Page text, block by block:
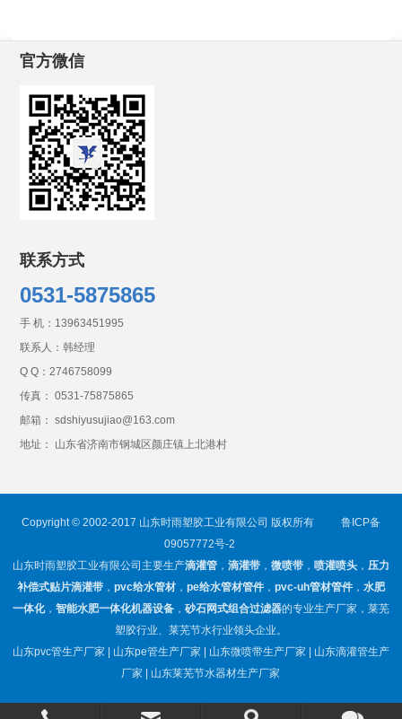
官方微信
联系方式
0531-5875865
手 机： 13963451995
联系人：韩经理
Q Q： 2746758099
传真： 0531-75875865
邮箱： sdshiyusujiao@163.com
地址： 山东省济南市钢城区颜庄镇上北港村
Copyright © 2002-2017 山东时雨塑胶工业有限公司 版权所有
鲁ICP备
09057772号-2
山东时雨塑胶工业有限公司主要生产滴灌管， 滴灌带， 微喷带， 喷灌喷头， 压力
补偿式贴片滴灌带， pvc给水管材， pe给水管材管件， pvc-uh管材管件， 水肥
一体化， 智能水肥一体化机器设备， 砂石网式组合过滤器的专业生产厂家，莱芜
塑胶行业、莱芜节水行业领头企业。
山东pvc管生产厂家 | 山东pe管生产厂家 | 山东微喷带生产厂家 | 山东滴灌管生产
厂家 | 山东莱芜节水器材生产厂家